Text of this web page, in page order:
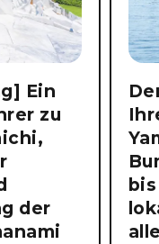
Ein
zu
der